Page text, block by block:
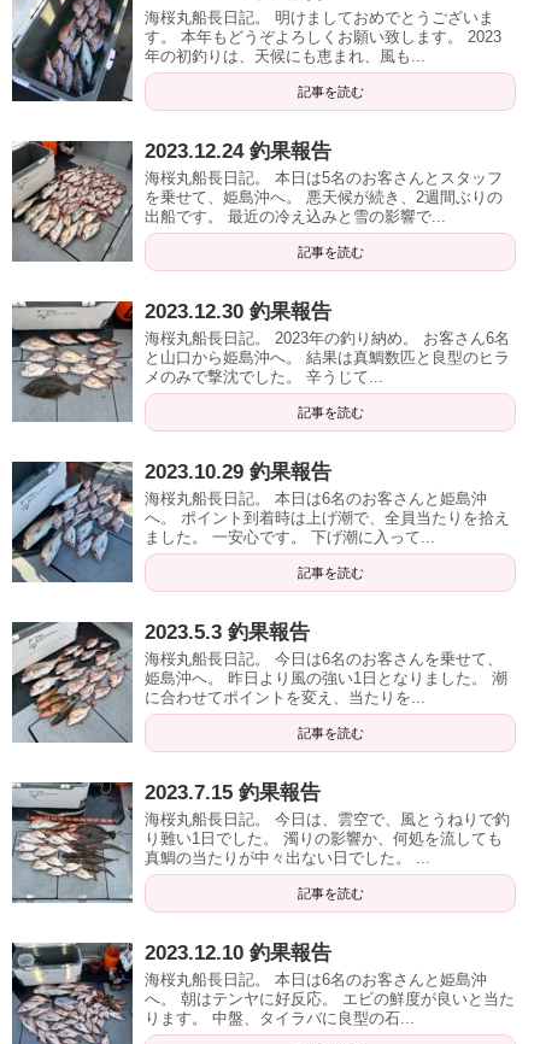
海桜丸船長日記。 明けましておめでとうございま
す。 本年もどうぞよろしくお願い致します。 2023
年の初釣りは、天候にも恵まれ、風も...
記事を読む
2023.12.24 釣果報告
海桜丸船長日記。 本日は5名のお客さんとスタッフ
を乗せて、姫島沖へ。 悪天候が続き、2週間ぶりの
出船です。 最近の冷え込みと雪の影響で...
記事を読む
2023.12.30 釣果報告
海桜丸船長日記。 2023年の釣り納め。 お客さん6名
と山口から姫島沖へ。 結果は真鯛数匹と良型のヒラ
メのみで撃沈でした。 辛うじて...
記事を読む
2023.10.29 釣果報告
海桜丸船長日記。 本日は6名のお客さんと姫島沖
へ。 ポイント到着時は上げ潮で、全員当たりを拾え
ました。 一安心です。 下げ潮に入って...
記事を読む
2023.5.3 釣果報告
海桜丸船長日記。 今日は6名のお客さんを乗せて、
姫島沖へ。 昨日より風の強い1日となりました。 潮
に合わせてポイントを変え、当たりを...
記事を読む
2023.7.15 釣果報告
海桜丸船長日記。 今日は、雲空で、風とうねりで釣
り難い1日でした。 濁りの影響か、何処を流しても
真鯛の当たりが中々出ない日でした。 ...
記事を読む
2023.12.10 釣果報告
海桜丸船長日記。 本日は6名のお客さんと姫島沖
へ。 朝はテンヤに好反応。 エビの鮮度が良いと当た
ります。 中盤、タイラバに良型の石...